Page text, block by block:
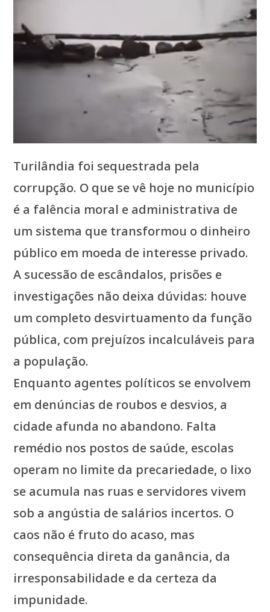
Turilândia foi sequestrada pela
corrupção. O que se vê hoje no município
é a falência moral e administrativa de
um sistema que transformou o dinheiro
público em moeda de interesse privado.
A sucessão de escândalos, prisões e
investigações não deixa dúvidas: houve
um completo desvirtuamento da função
pública, com prejuízos incalculáveis para
a população.
Enquanto agentes políticos se envolvem
em denúncias de roubos e desvios, a
cidade afunda no abandono. Falta
remédio nos postos de saúde, escolas
operam no limite da precariedade, o lixo
se acumula nas ruas e servidores vivem
sob a angústia de salários incertos. O
caos não é fruto do acaso, mas
consequência direta da ganância, da
irresponsabilidade e da certeza da
impunidade.